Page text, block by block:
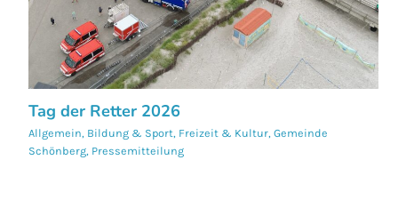
Tag der Retter 2026
Allgemein, Bildung & Sport, Freizeit & Kultur,Gemeinde
Schönberg, Pressemitteilung